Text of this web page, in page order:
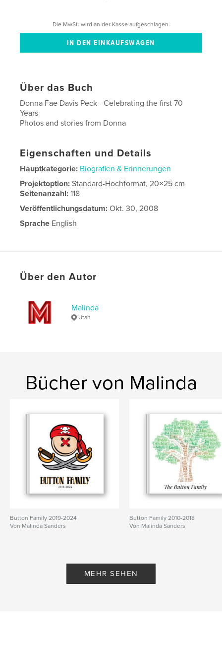
Die MwSt. wird an der Kasse aufgeschlagen.
Über das Buch
Donna Fae Davis Peck - Celebrating the first 70
Years
Photos and stories from Donna
Eigenschaften und Details
Hauptkategorie: Biografien & Erinnerungen
Projektoption:Standard-Hochformat, 20×25 cm
Seitenanzahl:118
Veröffentlichungsdatum: Okt. 30, 2008
Sprache English
Über den Autor
Malinda
Utah
Bücher von Malinda
Button Family 2019-2024
Von Malinda Sanders
Button Family 2010-2018
Von Malinda Sanders
MEHR SEHEN